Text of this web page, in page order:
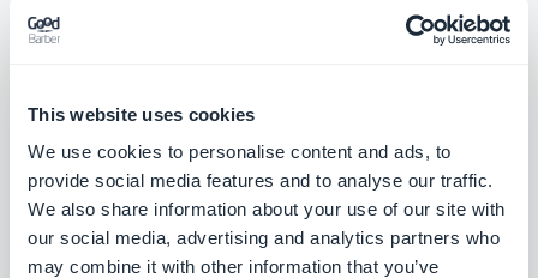
This website uses cookies
We use cookies to personalise content and ads, to
provide social media features and to analyse our traffic.
We also share information about your use of our site with
our social media, advertising and analytics partners who
may combine it with other information that you’ve
problema que causava travamento do
app quando o usuário tentava enviar um
vídeo. iOS
Seção HTML